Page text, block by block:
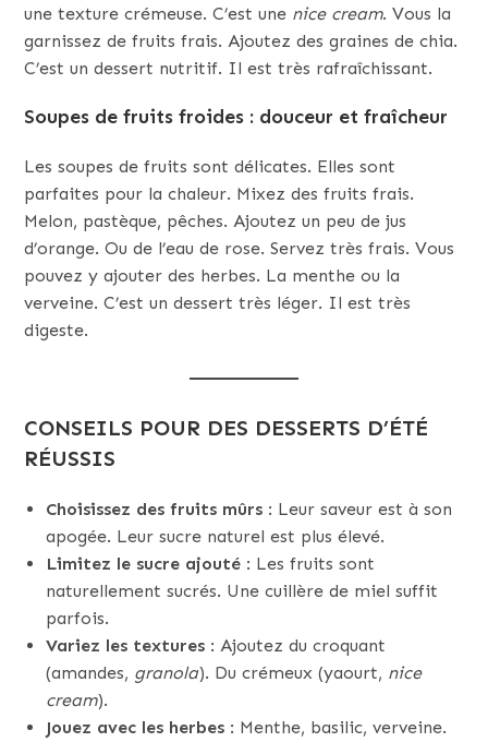
une texture crémeuse. C’est une nice cream. Vous la
garnissez de fruits frais. Ajoutez des graines de chia.
C’est un dessert nutritif. Il est très rafraîchissant.
Soupes de fruits froides : douceur et fraîcheur
Les soupes de fruits sont délicates. Elles sont
parfaites pour la chaleur. Mixez des fruits frais.
Melon, pastèque, pêches. Ajoutez un peu de jus
d’orange. Ou de l’eau de rose. Servez très frais. Vous
pouvez y ajouter des herbes. La menthe ou la
verveine. C’est un dessert très léger. Il est très
digeste.
CONSEILS POUR DES DESSERTS D’ÉTÉ
RÉUSSIS
Choisissez des fruits mûrs : Leur saveur est à son
apogée. Leur sucre naturel est plus élevé.
Limitez le sucre ajouté : Les fruits sont
naturellement sucrés. Une cuillère de miel suffit
parfois.
Variez les textures : Ajoutez du croquant
(amandes, granola). Du crémeux (yaourt, nice
cream).
Jouez avec les herbes : Menthe, basilic, verveine.